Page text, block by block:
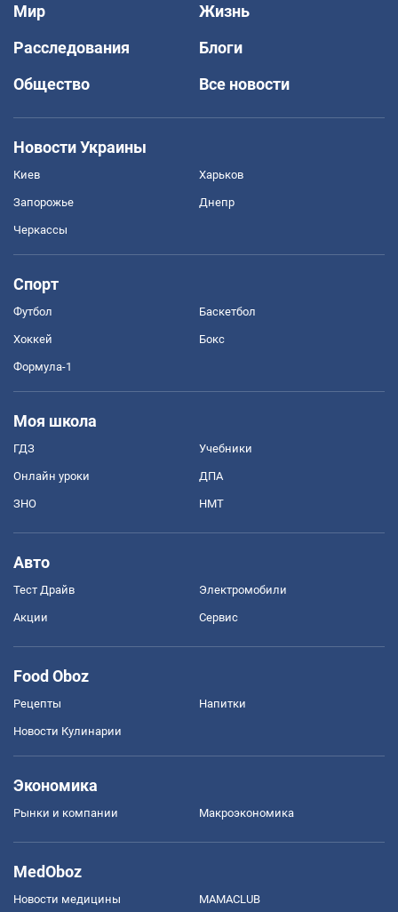
Мир
Жизнь
Расследования
Блоги
Общество
Все новости
Новости Украины
Киев Харьков
Запорожье Днепр
Черкассы
Спорт
Футбол Баскетбол
Хоккей Бокс
Формула-1
Моя школа
ГДЗ Учебники
Онлайн уроки ДПА
ЗНО НМТ
Авто
Тест Драйв Электромобили
Акции Сервис
Food Oboz
Рецепты Напитки
Новости Кулинарии
Экономика
Рынки и компании Mакроэкономика
MedOboz
Новости медицины MAMACLUB